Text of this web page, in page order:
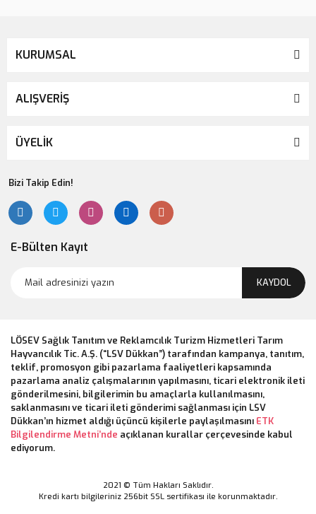
KURUMSAL
ALIŞVERİŞ
ÜYELİK
Bizi Takip Edin!
E-Bülten Kayıt
KAYDOL
LÖSEV Sağlık Tanıtım ve Reklamcılık Turizm Hizmetleri Tarım
Hayvancılık Tic. A.Ş. (“LSV Dükkan”) tarafından kampanya, tanıtım,
teklif, promosyon gibi pazarlama faaliyetleri kapsamında
pazarlama analiz çalışmalarının yapılmasını, ticari elektronik ileti
gönderilmesini, bilgilerimin bu amaçlarla kullanılmasını,
saklanmasını ve ticari ileti gönderimi sağlanması için LSV
Dükkan’ın hizmet aldığı üçüncü kişilerle paylaşılmasını ETK
Bilgilendirme Metni’nde açıklanan kurallar çerçevesinde kabul
ediyorum.
2021 © Tüm Hakları Saklıdır.
Kredi kartı bilgileriniz 256bit SSL sertifikası ile korunmaktadır.